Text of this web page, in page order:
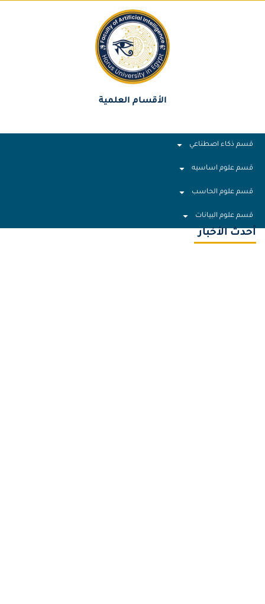
الأقسام العلمية
قسم ذكاء اصطناعي
قسم علوم اساسيه
قسم علوم الحاسب
قسم علوم البيانات
أحدث الأخبار